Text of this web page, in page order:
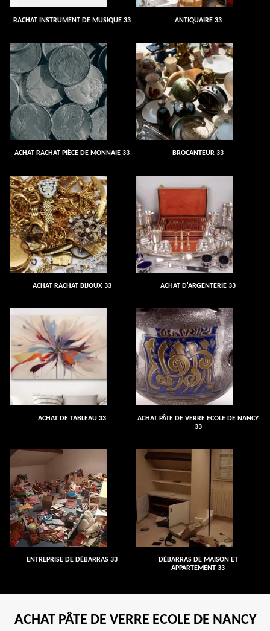
RACHAT INSTRUMENT DE MUSIQUE 33 ANTIQUAIRE 33
ACHAT RACHAT PIÈCE DE MONNAIE 33 BROCANTEUR 33
ACHAT RACHAT BIJOUX 33 ACHAT D'ARGENTERIE 33
ACHAT DE TABLEAU 33
ACHAT PÂTE DE VERRE ECOLE DE NANCY
33
ENTREPRISE DE DÉBARRAS 33
DÉBARRAS DE MAISON ET
APPARTEMENT 33
ACHAT PÂTE DE VERRE ECOLE DE NANCY